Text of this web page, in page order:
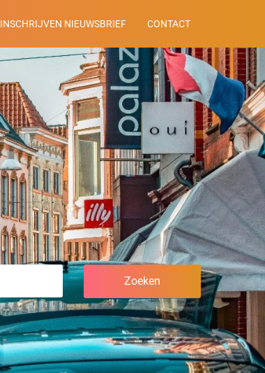
INSCHRIJVEN NIEUWSBRIEF CONTACT